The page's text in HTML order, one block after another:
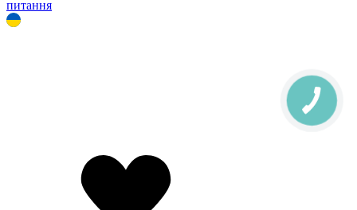
питання